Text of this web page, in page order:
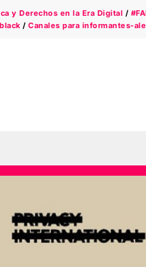
y Derechos en la Era Digital /
/Canales para informantes-